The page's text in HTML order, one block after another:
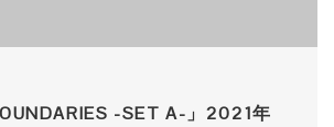
-SET A-」2021年